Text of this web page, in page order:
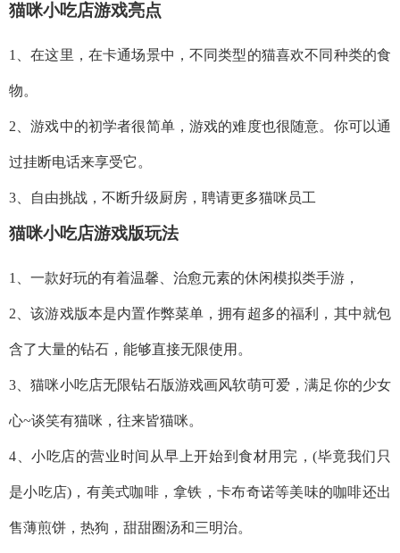
猫咪小吃店游戏亮点
1、在这里，在卡通场景中，不同类型的猫喜欢不同种类的食
物。
2、游戏中的初学者很简单，游戏的难度也很随意。你可以通
过挂断电话来享受它。
3、自由挑战，不断升级厨房，聘请更多猫咪员工
猫咪小吃店游戏版玩法
1、一款好玩的有着温馨、治愈元素的休闲模拟类手游，
2、该游戏版本是内置作弊菜单，拥有超多的福利，其中就包
含了大量的钻石，能够直接无限使用。
3、猫咪小吃店无限钻石版游戏画风软萌可爱，满足你的少女
心~谈笑有猫咪，往来皆猫咪。
4、小吃店的营业时间从早上开始到食材用完，(毕竟我们只
是小吃店)，有美式咖啡，拿铁，卡布奇诺等美味的咖啡还出
售薄煎饼，热狗，甜甜圈汤和三明治。